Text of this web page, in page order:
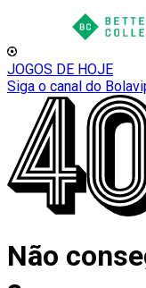
JOGOS DE HOJE
Siga o canal do
Não